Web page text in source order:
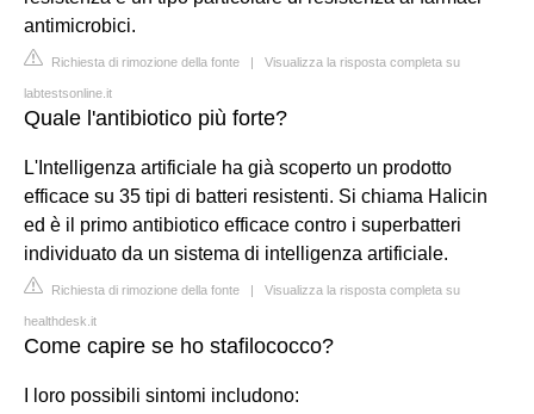
antimicrobici.
Richiesta di rimozione della fonte | Visualizza la risposta completa su
labtestsonline.it
Quale l'antibiotico più forte?
L'Intelligenza artificiale ha già scoperto un prodotto
efficace su 35 tipi di batteri resistenti. Si chiama Halicin
ed è il primo antibiotico efficace contro i superbatteri
individuato da un sistema di intelligenza artificiale.
Richiesta di rimozione della fonte | Visualizza la risposta completa su
healthdesk.it
Come capire se ho stafilococco?
I loro possibili sintomi includono: